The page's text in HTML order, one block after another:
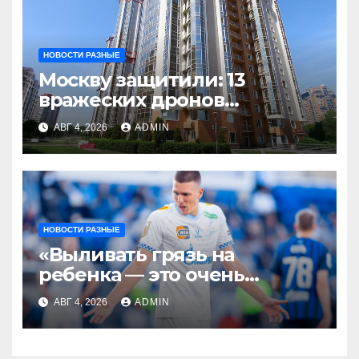
НОВОСТИ РАЗНЫЕ
Москву защитили: 13
вражеских дронов
уничтожены за день
АВГ 4, 2026 ADMIN
НОВОСТИ РАЗНЫЕ
«Выливать грязь на
ребенка — это очень
мерзкая история» —
Радимов о ситуации с
сыном Соболева
АВГ 4, 2026 ADMIN